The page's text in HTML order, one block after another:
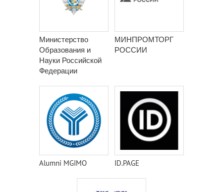
Министерство
Образования и
Науки Российской
Федерации
МИНПРОМТОРГ
РОССИИ
Alumni MGIMO ID.PAGE